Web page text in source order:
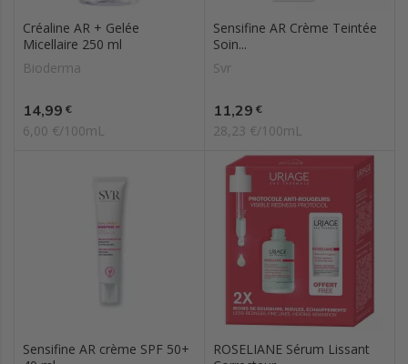
Créaline AR + Gelée
Micellaire 250 ml
Bioderma
Prix
14,99 €
6,00 €/100mL
Sensifine AR Crème Teintée
Soin...
Svr
Prix
11,29 €
28,23 €/100mL
Sensifine AR crème SPF 50+
ROSELIANE Sérum Lissant